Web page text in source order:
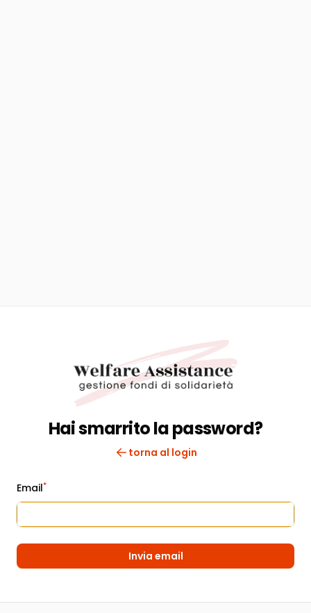
Hai smarrito la password?
torna al login
Email*
Invia email